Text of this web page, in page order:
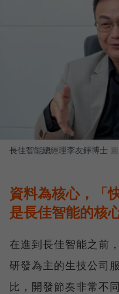
長佳智能總經理李友錚博士
資料為核心，「
是長佳智能的核
在進到長佳智能之前
研發為主的生技公司
比，開發節奏非常不